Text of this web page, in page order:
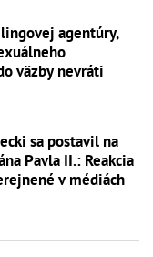
agentúry,
väzby nevráti
sa postavil na
Pavla II.: Reakcia
v médiách